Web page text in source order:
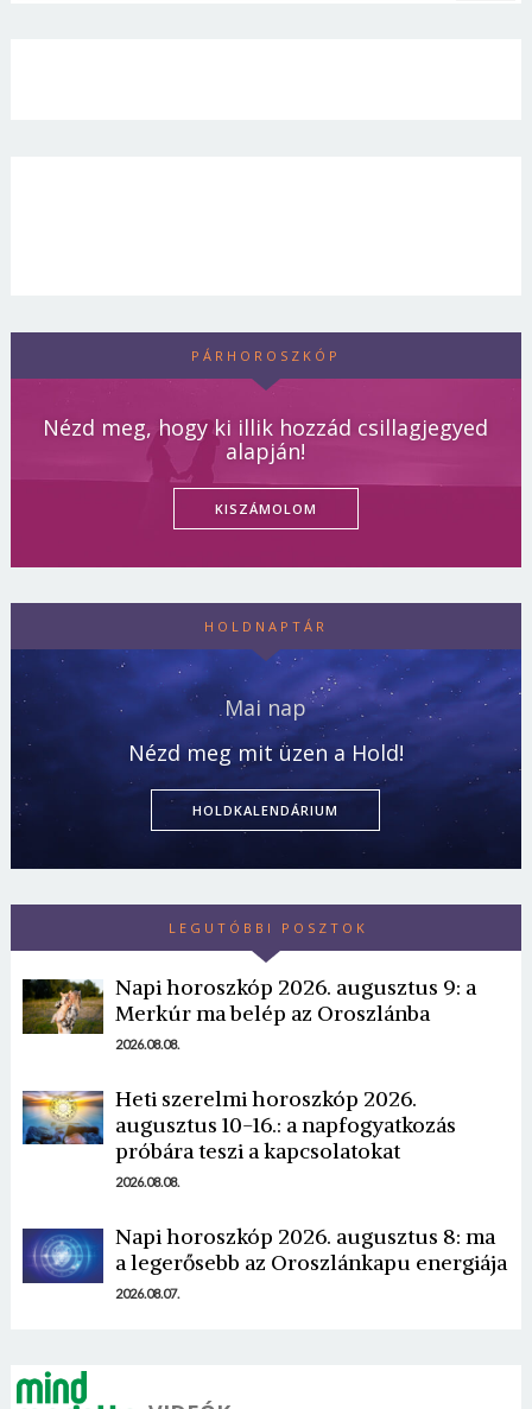
PÁRHOROSZKÓP
Nézd meg, hogy ki illik hozzád csillagjegyed
alapján!
KISZÁMOLOM
HOLDNAPTÁR
Mai nap
Nézd meg mit üzen a Hold!
HOLDKALENDÁRIUM
LEGUTÓBBI POSZTOK
Napi horoszkóp 2026. augusztus 9: a
Merkúr ma belép az Oroszlánba
2026.08.08.
Heti szerelmi horoszkóp 2026.
augusztus 10-16.: a napfogyatkozás
próbára teszi a kapcsolatokat
2026.08.08.
Napi horoszkóp 2026. augusztus 8: ma
a legerősebb az Oroszlánkapu energiája
2026.08.07.